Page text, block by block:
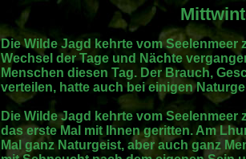
Die Wilde Jagd kehrte vom Seelenmeer
Wechsel der Tage und Nächte
Menschen diesen Tag. Der Brauch,
verteilen, hatte auch bei einigen
Die Wilde Jagd kehrte vom Seelenmeer
das erste Mal mit Ihnen geritten. Am
Mal ganz Naturgeist, aber auch ganz